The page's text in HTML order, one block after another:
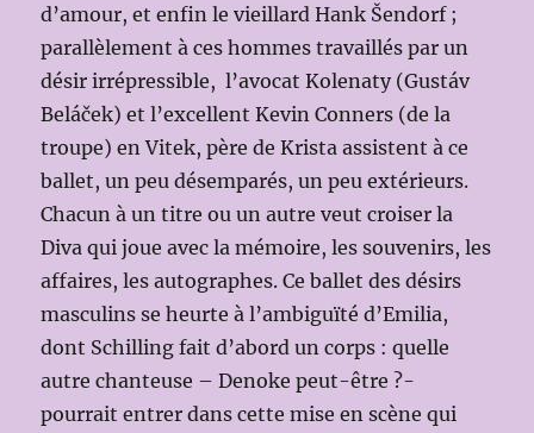
d’amour, et enfin le vieillard Hank Šendorf ;
parallèlement à ces hommes travaillés par un
désir irrépressible, l’avocat Kolenaty (Gustáv
Beláček) et l’excellent Kevin Conners (de la
troupe) en Vitek, père de Krista assistent à ce
ballet, un peu désemparés, un peu extérieurs.
Chacun à un titre ou un autre veut croiser la
Diva qui joue avec la mémoire, les souvenirs, les
affaires, les autographes. Ce ballet des désirs
masculins se heurte à l’ambiguïté d’Emilia,
dont Schilling fait d’abord un corps : quelle
autre chanteuse – Denoke peut-être ?-
pourrait entrer dans cette mise en scène qui